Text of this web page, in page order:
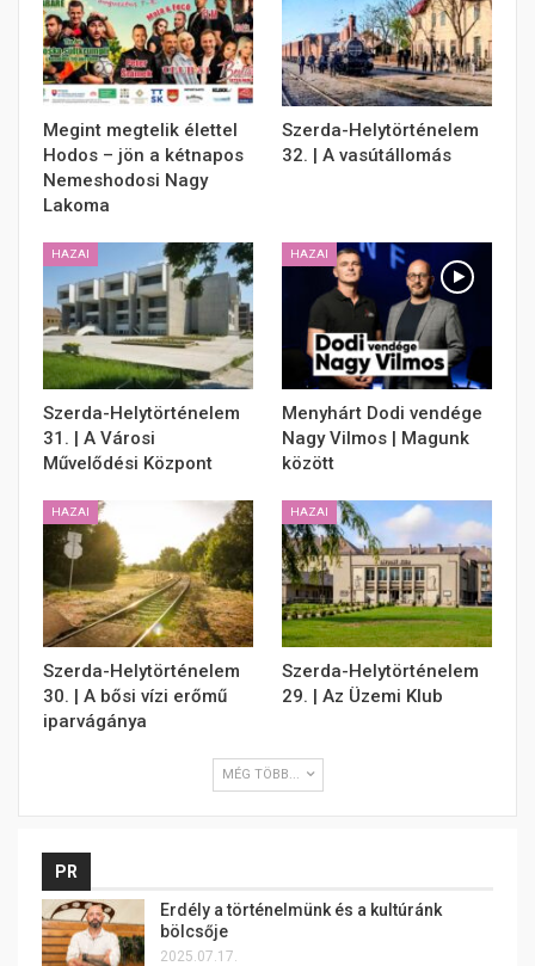
Megint megtelik élettel
Hodos – jön a kétnapos
Nemeshodosi Nagy
Lakoma
Szerda-Helytörténelem
32. | A vasútállomás
HAZAI
Szerda-Helytörténelem
31. | A Városi
Művelődési Központ
HAZAI
Menyhárt Dodi vendége
Nagy Vilmos | Magunk
között
HAZAI
Szerda-Helytörténelem
30. | A bősi vízi erőmű
iparvágánya
HAZAI
Szerda-Helytörténelem
29. | Az Üzemi Klub
MÉG TÖBB...
PR
Erdély a történelmünk és a kultúránk
bölcsője
2025.07.17.